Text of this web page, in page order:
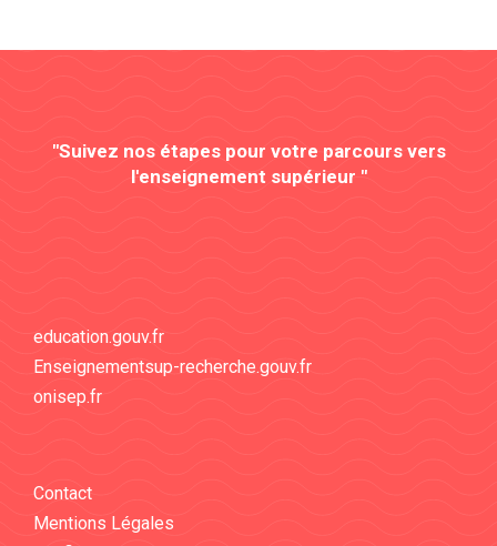
"Suivez nos étapes pour votre parcours vers
l'enseignement supérieur "
education.gouv.fr
Enseignementsup-recherche.gouv.fr
onisep.fr
Contact
Mentions Légales